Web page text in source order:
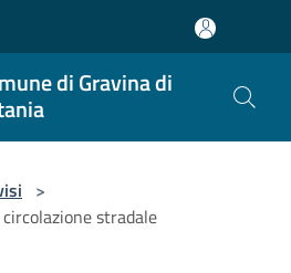
di Gravina di
>
stradale